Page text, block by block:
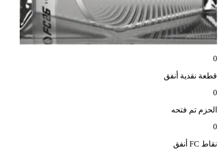
0
قطعة نقدية أنفق
0
الحزم تم فتحه
0
نقاط FC
أنفق